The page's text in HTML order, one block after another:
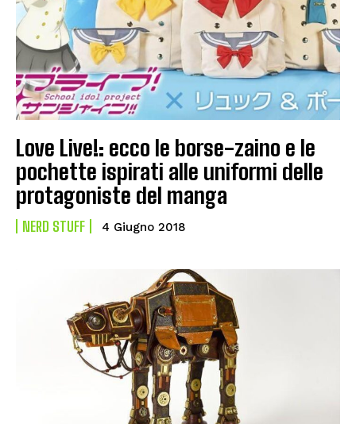
Love Live!: ecco le borse-zaino e le
pochette ispirati alle uniformi delle
protagoniste del manga
NERD STUFF 4 Giugno 2018